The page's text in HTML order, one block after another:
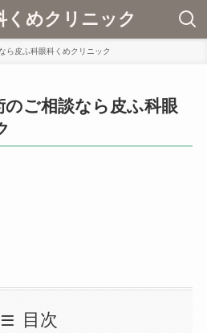
くめクリニック
ら皮ふ科眼科くめクリニック
のご相談なら皮ふ科眼
目次